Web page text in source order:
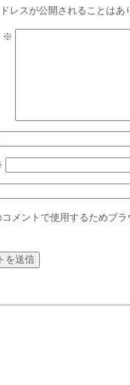
レスが公開されることはあ
※
コメントで使用するためブ